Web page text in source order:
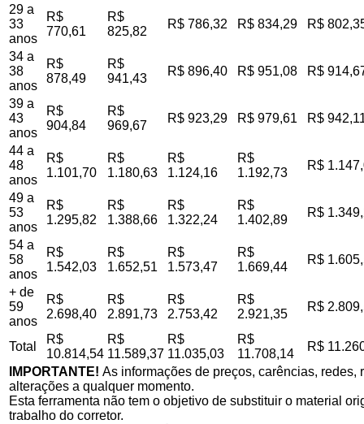
29 a
33
anos
R$
770,61
R$
825,82
R$ 786,32 R$ 834,29 R$
34 a
38
anos
R$
878,49
R$
941,43
R$ 896,40 R$ 951,08 R$
39 a
43
anos
R$
904,84
R$
969,67
R$ 923,29 R$ 979,61 R$
44 a
48
anos
R$
1.101,70
R$
1.180,63
R$
1.124,16
R$
1.192,73
R$
49 a
53
anos
R$
1.295,82
R$
1.388,66
R$
1.322,24
R$
1.402,89
R$
54 a
58
anos
R$
1.542,03
R$
1.652,51
R$
1.573,47
R$
1.669,44
R$
+ de
59
anos
R$
2.698,40
R$
2.891,73
R$
2.753,42
R$
2.921,35
R$
Total
R$
10.814,54
R$
11.589,37
R$
11.035,03
R$
11.708,14
R$
IMPORTANTE! As informações de preços, carências,
alterações a qualquer momento.
Esta ferramenta não tem o objetivo de substituir o material
trabalho do corretor.